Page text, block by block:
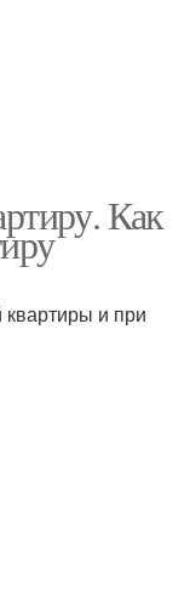
Как
квартиры и при